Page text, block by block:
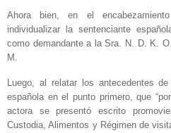
Ahora bien, en el
individualizar la sentenciante
como demandante a la Sra. N. D. K.
M.
Luego, al relatar los antecedentes
española en el punto primero, que
actora se presentó escrito
Custodia, Alimentos y Régimen de